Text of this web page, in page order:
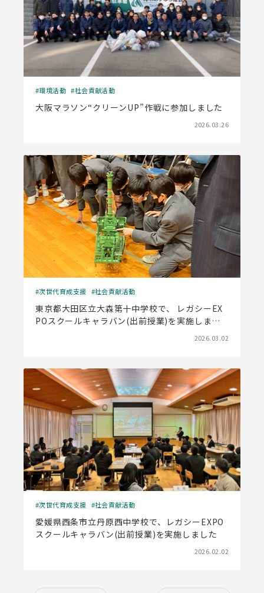
環境活動 社会貢献活動
大阪マラソン“クリーンUP”作戦に参加しました
2026.03.26
次世代育成支援 社会貢献活動
東京都大田区立大森第十中学校で、 レガシーEX
POスクールキャラバン(出前授業)を実施しまし
2026.03.02
次世代育成支援 社会貢献活動
愛媛県西条市立丹原西中学校で、レガシーEXPO
スクールキャラバン(出前授業)を実施しました
2026.02.02